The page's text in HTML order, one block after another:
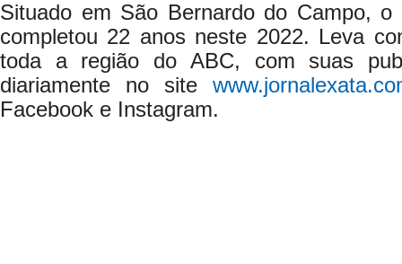
Situado em São Bernardo do Campo, o
completou 22 anos neste 2022. Leva
toda a região do ABC, com suas
diariamente no site
Facebook e Instagram.